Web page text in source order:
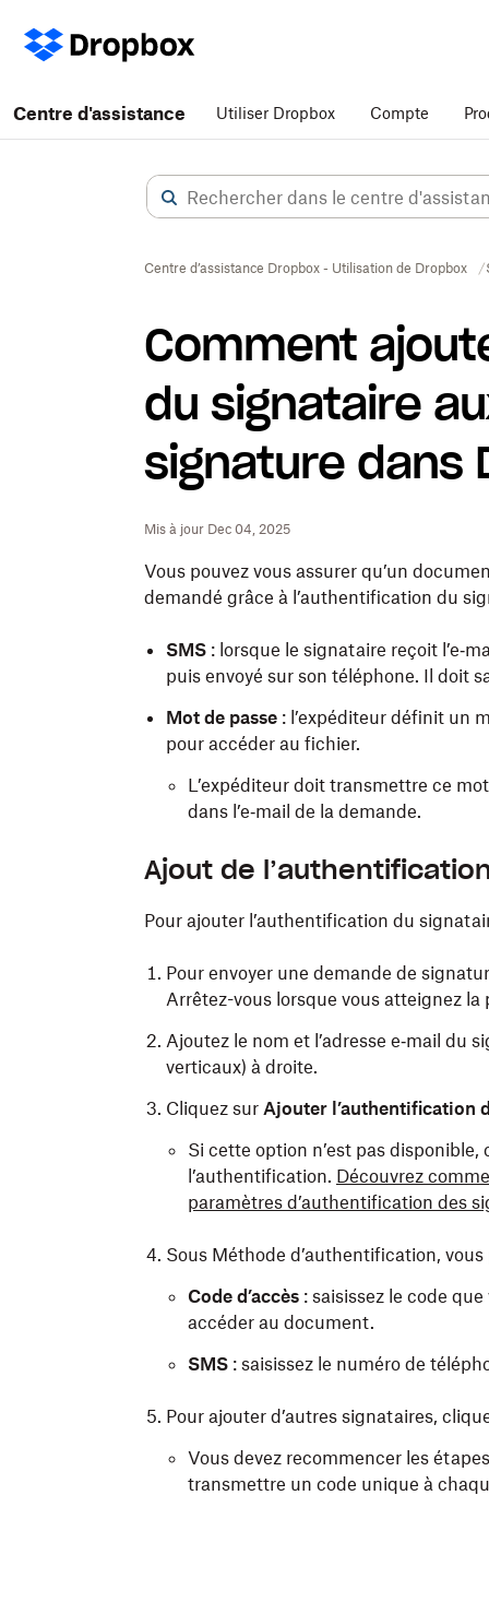
Centre d'assistance Utiliser Dropbox Compte
Centre d’assistance Dropbox - Utilisation de Dropbox
Comment
du signataire
signature dans
Mis à jour Dec 04, 2025
Vous pouvez vous assurer qu’un
demandé grâce à l’authentification du
SMS : lorsque le signataire reçoit
puis envoyé sur son téléphone. Il doit
Mot de passe : l’expéditeur définit un
pour accéder au fichier.
L’expéditeur doit transmettre ce
dans l’e‑mail de la demande.
Ajout de
Pour ajouter l’authentification du
Pour envoyer une demande de
Arrêtez-vous lorsque vous atteignez la
Ajoutez le nom et l’adresse e‑mail du
verticaux) à droite.
Cliquez sur Ajouter l’authentification
Si cette option n’est pas disponible,
l’authentification. Découvrez
paramètres d’authentification des
Sous Méthode d’authentification, vous
Code d’accès : saisissez le code
accéder au document.
SMS : saisissez le numéro de
Pour ajouter d’autres signataires,
Vous devez recommencer les
transmettre un code unique à